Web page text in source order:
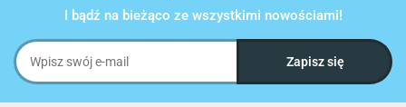
I bądź na bieżąco ze wszystkimi nowościami!